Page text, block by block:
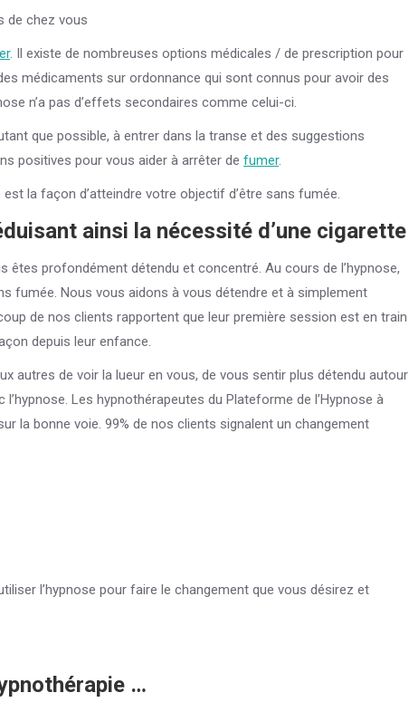
de chez vous
. Il existe de nombreuses options médicales / de prescription pour
médicaments sur ordonnance qui sont connus pour avoir des
n’a pas d’effets secondaires comme celui-ci.
que possible, à entrer dans la transe et des suggestions
positives pour vous aider à arrêter de fumer.
la façon d’atteindre votre objectif d’être sans fumée.
ainsi la nécessité d’une cigarette
profondément détendu et concentré. Au cours de l’hypnose,
fumée. Nous vous aidons à vous détendre et à simplement
de nos clients rapportent que leur première session est en train
depuis leur enfance.
autres de voir la lueur en vous, de vous sentir plus détendu autour
Les hypnothérapeutes du Plateforme de l’Hypnose à
la bonne voie. 99% de nos clients signalent un changement
l’hypnose pour faire le changement que vous désirez et
…